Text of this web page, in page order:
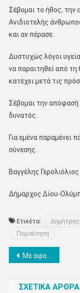
Σέβομαι το ήθος, την
Ανιδιοτελής
και αν πέρασε.
Δυστυχώς λόγοι
να παραιτηθεί από
κατέχει μετά τις
Σέβομαι την απόφασή
δυνατός.
Για εμένα παραμένει
σύνεσης.
Βαγγέλης Γερολιόλιος
Δήμαρχος Δίου-
Ετικέτα:
Παραίτηση
Πλοήγηση
Με αφορμή την τελετή έναρξης «Παρίσι 2024»… Ψυχό-κοινωνικό-πολιτισμικό πιπεράτο του Καθηγητή Πιπερόπουλου
ΣΧΕΤΙΚΑ ΑΡΘΡΑ